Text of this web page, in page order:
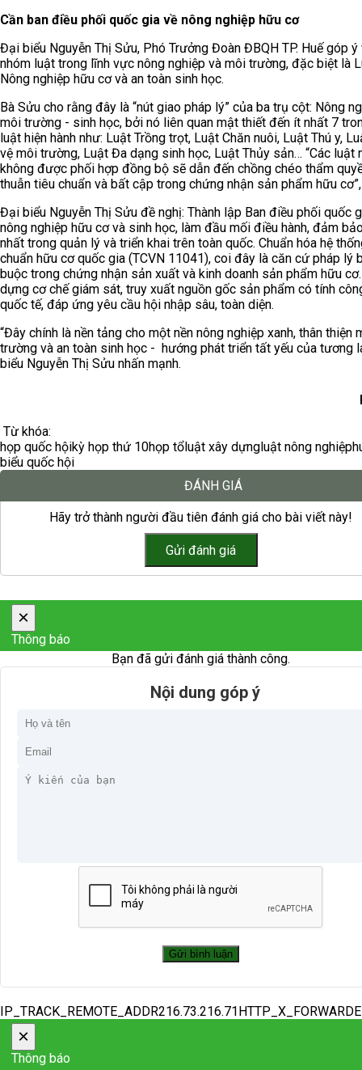
Cần ban điều phối quốc gia về nông nghiệp hữu cơ
Đại biểu Nguyễn Thị Sửu, Phó Trưởng Đoàn ĐBQH TP. Huế góp ý
nhóm luật trong lĩnh vực nông nghiệp và môi trường, đặc biệt là
Nông nghiệp hữu cơ và an toàn sinh học.
Bà Sửu cho rằng đây là “nút giao pháp lý” của ba trụ cột: Nông
môi trường - sinh học, bởi nó liên quan mật thiết đến ít nhất 7
luật hiện hành như: Luật Trồng trọt, Luật Chăn nuôi, Luật Thú y,
vệ môi trường, Luật Đa dạng sinh học, Luật Thủy sản… “Các luật
không được phối hợp đồng bộ sẽ dẫn đến chồng chéo thẩm
thuẫn tiêu chuẩn và bất cập trong chứng nhận sản phẩm hữu
Đại biểu Nguyễn Thị Sửu đề nghị: Thành lập Ban điều phối quốc
nông nghiệp hữu cơ và sinh học, làm đầu mối điều hành, đảm
nhất trong quản lý và triển khai trên toàn quốc. Chuẩn hóa hệ
chuẩn hữu cơ quốc gia (TCVN 11041), coi đây là căn cứ pháp lý
buộc trong chứng nhận sản xuất và kinh doanh sản phẩm hữu
dựng cơ chế giám sát, truy xuất nguồn gốc sản phẩm có tính
quốc tế, đáp ứng yêu cầu hội nhập sâu, toàn diện.
“Đây chính là nền tảng cho một nền nông nghiệp xanh, thân thiện
trường và an toàn sinh học - hướng phát triển tất yếu của tương
biểu Nguyễn Thị Sửu nhấn mạnh.
Từ khóa:
họp quốc hộikỳ họp thứ 10họp tổluật xây dựngluật nông nghiệp
biểu quốc hội
ĐÁNH GIÁ
Hãy trở thành người đầu tiên đánh giá cho bài viết này!
×
Thông báo
Bạn đã gửi đánh giá thành công.
Nội dung góp ý
×
Thông báo